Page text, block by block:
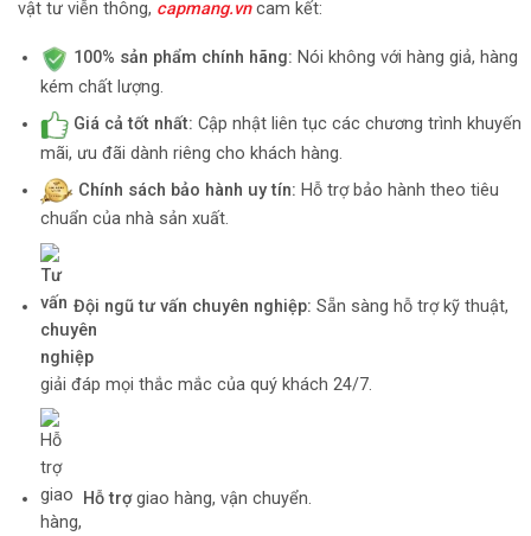
vật tư viễn thông, capmang.vncam kết:
100% sản phẩm chính hãng: Nói không với hàng giả, hàng
kém chất lượng.
Giá cả tốt nhất: Cập nhật liên tục các chương trình khuyến
mãi, ưu đãi dành riêng cho khách hàng.
Chính sách bảo hành uy tín: Hỗ trợ bảo hành theo tiêu
chuẩn của nhà sản xuất.
Đội ngũ tư vấn chuyên nghiệp: Sẵn sàng hỗ trợ kỹ thuật,
giải đáp mọi thắc mắc của quý khách 24/7.
Hỗ trợgiao hàng, vận chuyển.